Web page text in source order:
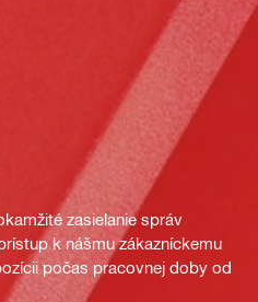
zasielanie správ
k nášmu zákazníckemu
počas pracovnej doby od